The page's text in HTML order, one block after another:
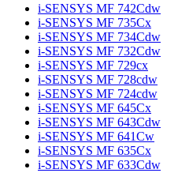
i-SENSYS MF 742Cdw
i-SENSYS MF 735Cx
i-SENSYS MF 734Cdw
i-SENSYS MF 732Cdw
i-SENSYS MF 729cx
i-SENSYS MF 728cdw
i-SENSYS MF 724cdw
i-SENSYS MF 645Cx
i-SENSYS MF 643Cdw
i-SENSYS MF 641Cw
i-SENSYS MF 635Cx
i-SENSYS MF 633Cdw